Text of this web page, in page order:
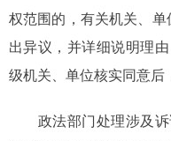
权范围的，有关机关、
出异议，并详细说明理
级机关、单位核实同意后
政法部门处理涉及诉